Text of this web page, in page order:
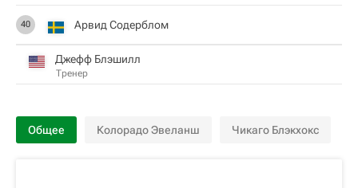
40 Арвид Содерблом
Джефф Блэшилл
Тренер
Общее Колорадо Эвеланш Чикаго Блэкхокс